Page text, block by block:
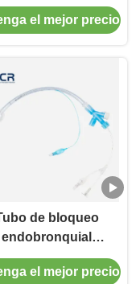
médico para el
hospital
el mejor precio
de bloqueo
endobronquial
con
manguito ultra
el mejor precio